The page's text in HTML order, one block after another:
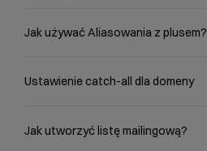
Jak używać Aliasowania z plusem?
Ustawienie catch-all dla domeny
Jak utworzyć listę mailingową?